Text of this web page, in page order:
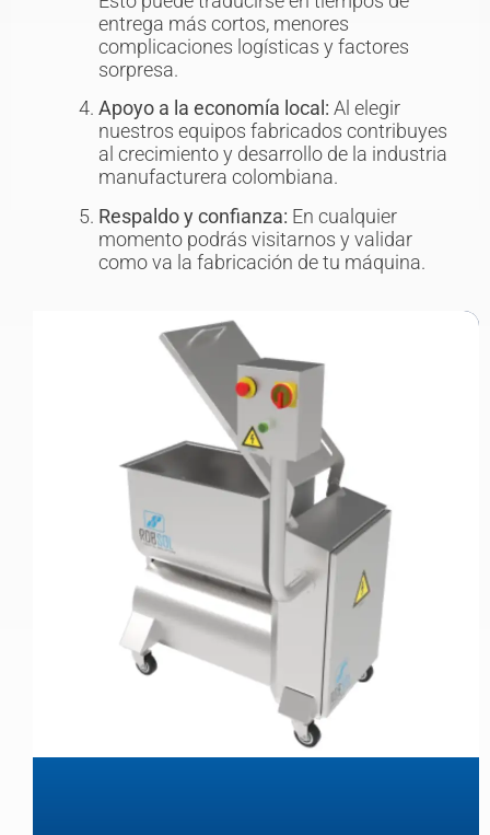
entrega más cortos, menores
complicaciones logísticas y factores
sorpresa.
Apoyo a la economía local: Al elegir
nuestros equipos fabricados contribuyes
al crecimiento y desarrollo de la industria
manufacturera colombiana.
Respaldo y confianza: En cualquier
momento podrás visitarnos y validar
como va la fabricación de tu máquina.